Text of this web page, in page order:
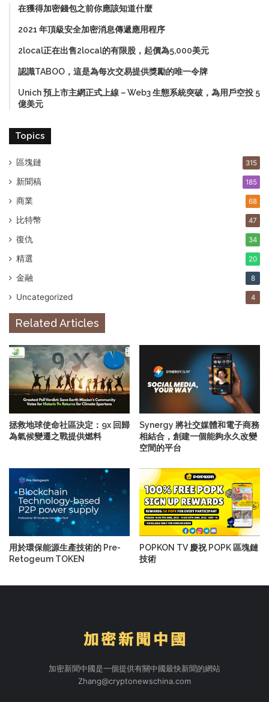
在獲得加密錢包之前你應該知道什麼
2021 年頂級安全加密消息傳遞應用程序
2local正在出售2local的有限股，起價為5,000美元
認識TABOO，這是為每次交易提供獎勵的唯一令牌
Unich 預上市主網正式上線－Web3 生態系統突破，為用戶空投 5
億美元
Topics
區塊鏈 315
新聞稿 185
商業 68
比特幣 47
復仇 34
精選 20
金融 8
Uncategorized 4
Related Articles
拯救地球使命社區決定：9x 回歸
為氣候變遷之戰提供燃料
Synergy 將社交媒體和電子商務
相結合，創建一個能夠永久改變
空間的平台
用於環保能源生產技術的 Pre-
Retogeum TOKEN
POPKON TV 慶祝 POPK 區塊鏈
技術
加密新聞中國是一個提供有關中國最快新聞的網站
Zhang@cryptonewschina.com